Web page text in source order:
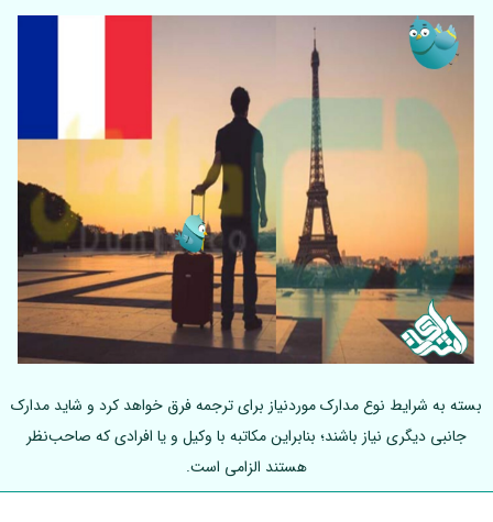
بسته به شرایط نوع مدارک موردنیاز برای ترجمه فرق خواهد کرد و شاید مدارک
جانبی دیگری نیاز باشند؛ بنابراین مکاتبه با وکیل و یا افرادی که صاحب‌نظر
هستند الزامی است.